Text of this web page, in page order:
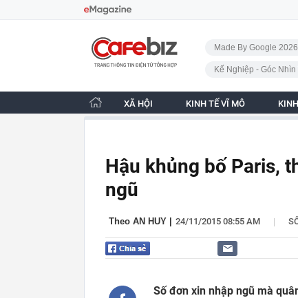
CafeBiz - Trang chủ
Made By Google 2026
Kế Nghiệp - Góc
XÃ HỘI KINH TẾ VĨ MÔ
Hậu khủng bố Paris,
ngũ
Theo AN HUY 24/11/2015 08:55 AM |
Số đơn xin nhập ngũ mà